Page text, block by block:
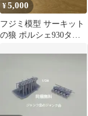
¥5,000
フジミ模型 サーキット
の狼 ポルシェ930ター